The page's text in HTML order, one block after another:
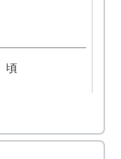
存会（岩座神
。お互いの自
る。
オーナー田
頃
り込みます。